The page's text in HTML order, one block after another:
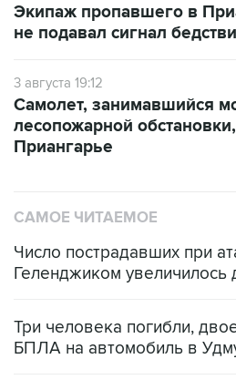
Экипаж пропавшего в
не подавал сигнал
3 августа 19:12
Самолет, занимавшийся
лесопожарной
Приангарье
САМОЕ ЧИТАЕМОЕ
Число пострадавших при
Геленджиком увеличилось
Три человека погибли,
БПЛА на автомобиль в